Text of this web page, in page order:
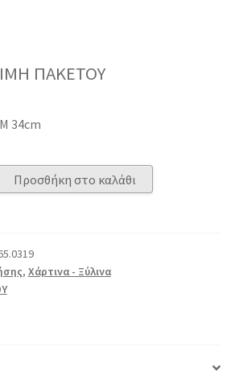
ΠΑΚΕΤΟΥ
34cm
Προσθήκη στο καλάθι
, Χάρτινα - Ξύλινα